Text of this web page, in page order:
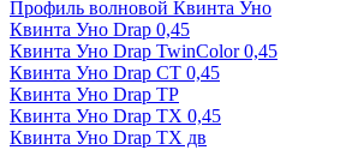
Профиль волновой Квинта Уно
Квинта Уно Drap 0,45
Квинта Уно Drap TwinColor 0,45
Квинта Уно Drap СТ 0,45
Квинта Уно Drap ТР
Квинта Уно Drap ТХ 0,45
Квинта Уно Drap ТХ дв